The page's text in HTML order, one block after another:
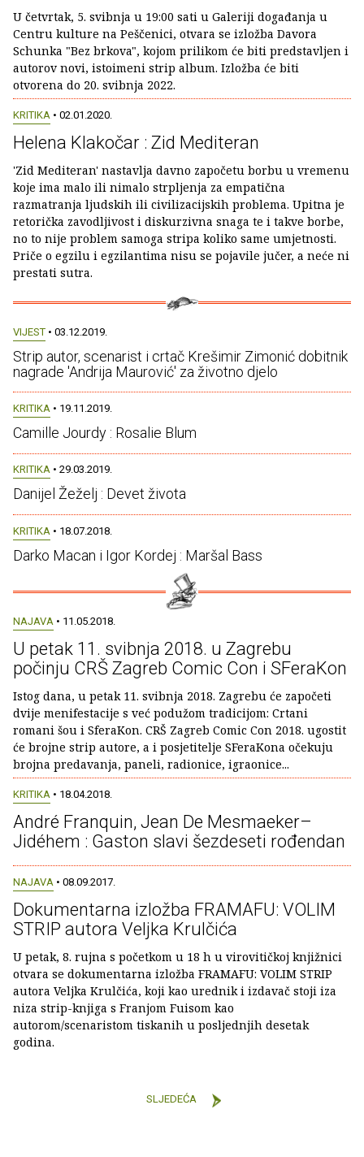
U četvrtak, 5. svibnja u 19:00 sati u Galeriji događanja u
Centru kulture na Peščenici, otvara se izložba Davora
Schunka "Bez brkova", kojom prilikom će biti predstavljen i
autorov novi, istoimeni strip album. Izložba će biti
otvorena do 20. svibnja 2022.
KRITIKA • 02.01.2020.
Helena Klakočar : Zid Mediteran
'Zid Mediteran' nastavlja davno započetu borbu u vremenu
koje ima malo ili nimalo strpljenja za empatična
razmatranja ljudskih ili civilizacijskih problema. Upitna je
retorička zavodljivost i diskurzivna snaga te i takve borbe,
no to nije problem samoga stripa koliko same umjetnosti.
Priče o egzilu i egzilantima nisu se pojavile jučer, a neće ni
prestati sutra.
VIJEST • 03.12.2019.
Strip autor, scenarist i crtač Krešimir Zimonić dobitnik
nagrade 'Andrija Maurović' za životno djelo
KRITIKA • 19.11.2019.
Camille Jourdy : Rosalie Blum
KRITIKA • 29.03.2019.
Danijel Žeželj : Devet života
KRITIKA • 18.07.2018.
Darko Macan i Igor Kordej : Maršal Bass
NAJAVA • 11.05.2018.
U petak 11. svibnja 2018. u Zagrebu
počinju CRŠ Zagreb Comic Con i SFeraKon
Istog dana, u petak 11. svibnja 2018. Zagrebu će započeti
dvije menifestacije s već podužom tradicijom: Crtani
romani šou i SferaKon. CRŠ Zagreb Comic Con 2018. ugostit
će brojne strip autore, a i posjetitelje SFeraKona očekuju
brojna predavanja, paneli, radionice, igraonice...
KRITIKA • 18.04.2018.
André Franquin, Jean De Mesmaeker–
Jidéhem : Gaston slavi šezdeseti rođendan
NAJAVA • 08.09.2017.
Dokumentarna izložba FRAMAFU: VOLIM
STRIP autora Veljka Krulčića
U petak, 8. rujna s početkom u 18 h u virovitičkoj knjižnici
otvara se dokumentarna izložba FRAMAFU: VOLIM STRIP
autora Veljka Krulčića, koji kao urednik i izdavač stoji iza
niza strip-knjiga s Franjom Fuisom kao
autorom/scenaristom tiskanih u posljednjih desetak
godina.
SLJEDEĆA